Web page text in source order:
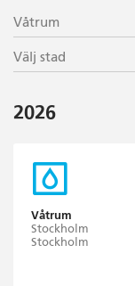
Våtrum
2026
Våtrum
Stockholm
Stockholm